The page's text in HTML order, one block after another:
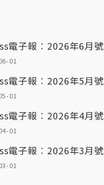
電子報︰2026年6月號
01
電子報︰2026年5月號
01
電子報︰2026年4月號
01
電子報︰2026年3月號
01